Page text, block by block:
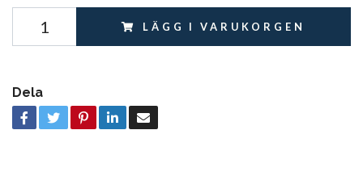
LÄGG I VARUKORGEN
Dela